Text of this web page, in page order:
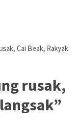
Cai Beak, Rakyak
rusak,